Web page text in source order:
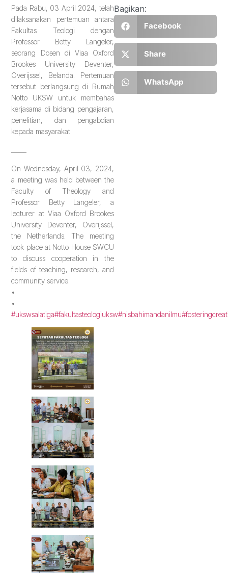
Pada Rabu, 03 April 2024, telah
dilaksanakan pertemuan antara
Fakultas Teologi dengan
Professor Betty Langeler,
seorang Dosen di Viaa Oxford
Brookes University Deventer,
Overijssel, Belanda. Pertemuan
tersebut berlangsung di Rumah
Notto UKSW untuk membahas
kerjasama di bidang pengajaran,
penelitian, dan pengabdian
kepada masyarakat.
On Wednesday, April 03, 2024,
a meeting was held between the
Faculty of Theology and
Professor Betty Langeler, a
lecturer at Viaa Oxford Brookes
University Deventer, Overijssel,
the Netherlands. The meeting
took place at Notto House SWCU
to discuss cooperation in the
fields of teaching, research, and
community service.
•
•
#ukswsalatiga#fakultasteologiuksw#nisbahimandanilmu
Bagikan:
Facebook
Share
WhatsApp